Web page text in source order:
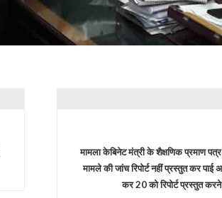
मामला केबिनेट मंत्री के शैक्षणिक प्रमाण
मामले की जांच रिपोर्ट नहीं प्रस्तुत कर
कर 20 को रिपोर्ट प्रस्तुत